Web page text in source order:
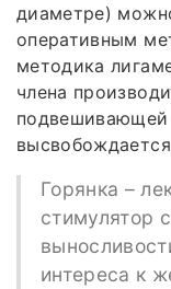
диаметре)
оперативным
методика
члена
подвешивающей
Горянка –
стимулятор
интереса к